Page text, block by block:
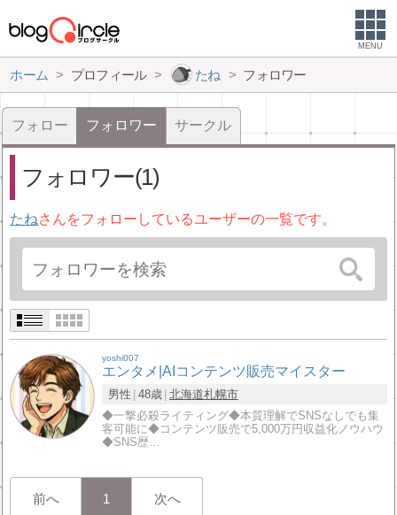
MENU
ホーム プロフィール たね フォロワー
フォロー フォロワー サークル
フォロワー(1)
たねさんをフォローしているユーザーの一覧です。
yoshi007
エンタメ|AIコンテンツ販売マイスター
男性 48歳 北海道札幌市
◆一撃必殺ライティング◆本質理解でSNSなしでも集
客可能に◆コンテンツ販売で5,000万円収益化ノウハウ
◆SNS歴…
前へ 1 次へ